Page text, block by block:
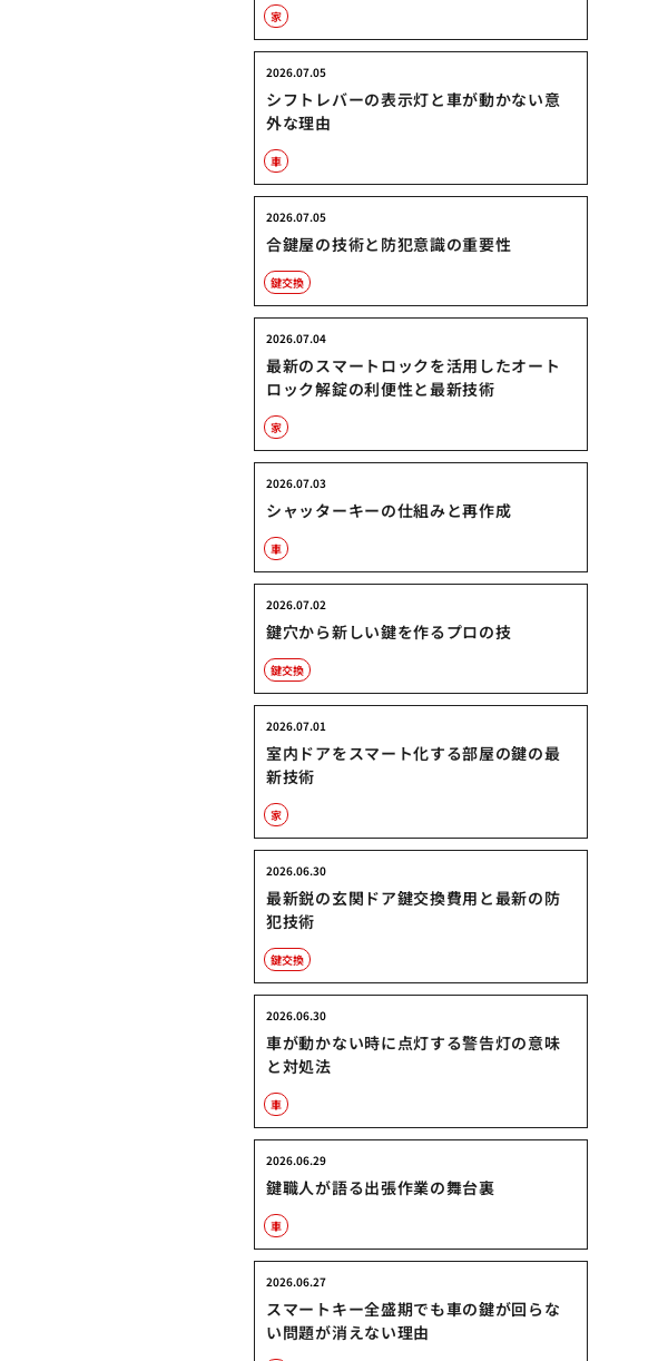
家
シフトレバーの表示灯と車が動かない意
外な理由
2026.07.05
車
合鍵屋の技術と防犯意識の重要性
2026.07.05
鍵交換
最新のスマートロックを活用したオート
ロック解錠の利便性と最新技術
2026.07.04
家
シャッターキーの仕組みと再作成
2026.07.03
車
鍵穴から新しい鍵を作るプロの技
2026.07.02
鍵交換
室内ドアをスマート化する部屋の鍵の最
新技術
2026.07.01
家
最新鋭の玄関ドア鍵交換費用と最新の防
犯技術
2026.06.30
鍵交換
車が動かない時に点灯する警告灯の意味
と対処法
2026.06.30
車
鍵職人が語る出張作業の舞台裏
2026.06.29
車
スマートキー全盛期でも車の鍵が回らな
い問題が消えない理由
2026.06.27